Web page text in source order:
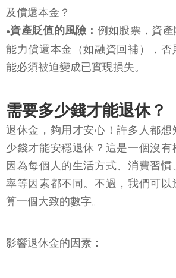
及償還本金？
●資產貶值的風險： 例如股票，資
能力償還本金（如融資回補），否
能必須被迫變成已實現損失。
需要多少錢才能退休？
退休金，夠用才安心！許多人都想
少錢才能安穩退休？這是一個沒有
因為每個人的生活方式、消費習
率等因素都不同。不過，我們可以
算一個大致的數字。
影響退休金的因素：